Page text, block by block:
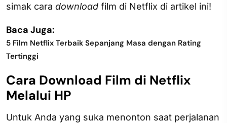
simak cara download film di Netflix di artikel ini!
Baca Juga:
5 Film Netflix Terbaik Sepanjang Masa dengan Rating
Tertinggi
Cara Download Film di Netflix
Melalui HP
Untuk Anda yang suka menonton saat perjalanan